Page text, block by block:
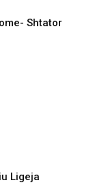
Shtator
Ligeja